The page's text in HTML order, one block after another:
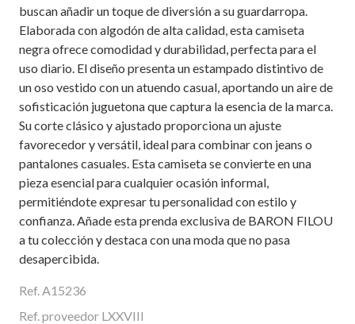
buscan añadir un toque de diversión a su guardarropa.
Elaborada con algodón de alta calidad, esta camiseta
negra ofrece comodidad y durabilidad, perfecta para el
uso diario. El diseño presenta un estampado distintivo de
un oso vestido con un atuendo casual, aportando un aire de
sofisticación juguetona que captura la esencia de la marca.
Su corte clásico y ajustado proporciona un ajuste
favorecedor y versátil, ideal para combinar con jeans o
pantalones casuales. Esta camiseta se convierte en una
pieza esencial para cualquier ocasión informal,
permitiéndote expresar tu personalidad con estilo y
confianza. Añade esta prenda exclusiva de BARON FILOU
a tu colección y destaca con una moda que no pasa
desapercibida.
Ref. A15236
Ref. proveedor LXXVIII